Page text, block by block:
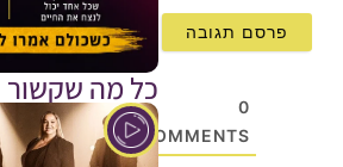
0
COMMENTS
כל מה שקשור